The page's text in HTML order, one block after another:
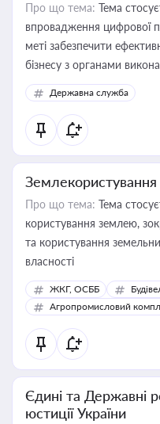
Про що тема: Тема
впровадження цифрової
меті забезпечити
бізнесу з органами
Державна служба
Землекористування
Про що тема: Тема
користування землею,
та користування
власності
ЖКГ, ОСББ
Агропромисловий
Єдині та Державні
юстиції України